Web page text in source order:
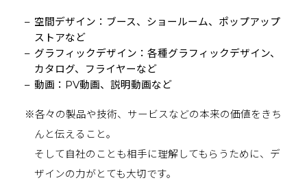
空間デザイン：ブース、ショールーム、ポップアップ
ストアなど
グラフィックデザイン：各種グラフィックデザイン、
カタログ、フライヤーなど
動画：PV動画、説明動画など
※各々の製品や技術、サービスなどの本来の価値をきち
んと伝えること。
そして自社のことも相手に理解してもらうために、デ
ザインの力がとても大切です。